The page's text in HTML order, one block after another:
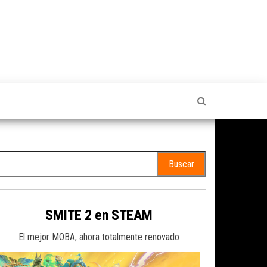
SMITE 2 en STEAM
El mejor MOBA, ahora totalmente renovado